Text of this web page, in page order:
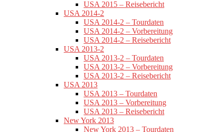
USA 2015 – Reisebericht
USA 2014-2
USA 2014-2 – Tourdaten
USA 2014-2 – Vorbereitung
USA 2014-2 – Reisebericht
USA 2013-2
USA 2013-2 – Tourdaten
USA 2013-2 – Vorbereitung
USA 2013-2 – Reisebericht
USA 2013
USA 2013 – Tourdaten
USA 2013 – Vorbereitung
USA 2013 – Reisebericht
New York 2013
New York 2013 – Tourdaten